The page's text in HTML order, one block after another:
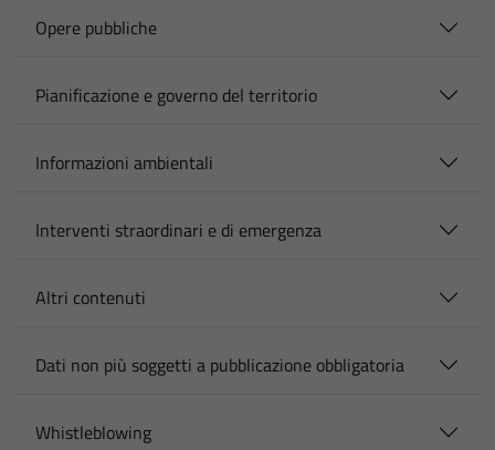
Opere pubbliche
Pianificazione e governo del territorio
Informazioni ambientali
Interventi straordinari e di emergenza
Altri contenuti
Dati non più soggetti a pubblicazione obbligatoria
Whistleblowing